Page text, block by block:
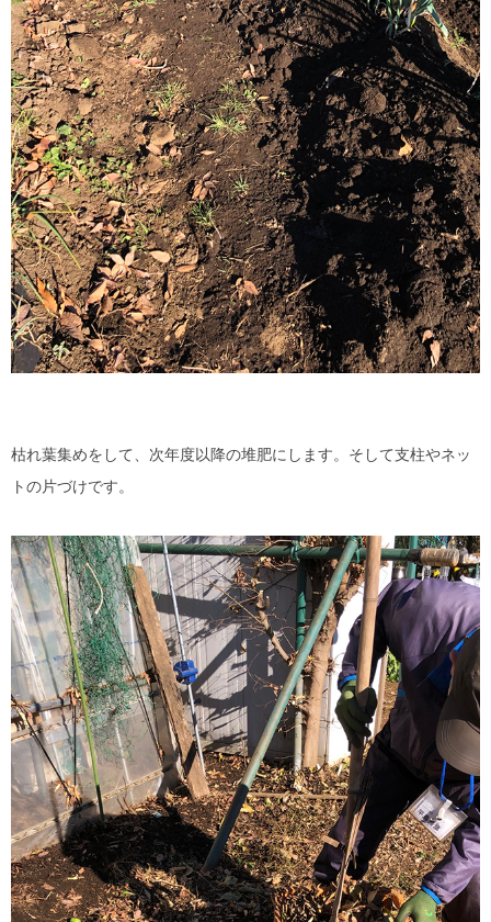
枯れ葉集めをして、次年度以降の堆肥にします。そして支柱やネッ
トの片づけです。